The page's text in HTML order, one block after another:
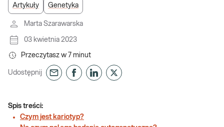
Artykuły Genetyka
Marta Szarawarska
03 kwietnia 2023
Przeczytasz w 7 minut
Udostępnij
Spis treści:
Czym jest kariotyp?